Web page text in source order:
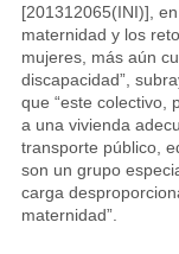
[201312065(INI)],
maternidad y los
mujeres, más aún
discapacidad”,
que “este colectivo,
a una vivienda
transporte público,
son un grupo
carga
maternidad”.